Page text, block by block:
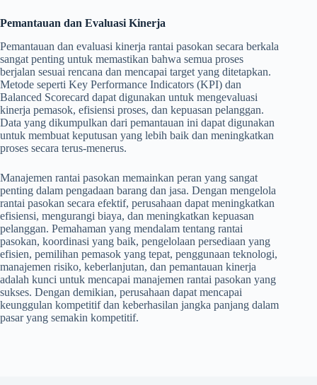
Pemantauan dan Evaluasi Kinerja
Pemantauan dan evaluasi kinerja rantai pasokan secara berkala
sangat penting untuk memastikan bahwa semua proses
berjalan sesuai rencana dan mencapai target yang ditetapkan.
Metode seperti Key Performance Indicators (KPI) dan
Balanced Scorecard dapat digunakan untuk mengevaluasi
kinerja pemasok, efisiensi proses, dan kepuasan pelanggan.
Data yang dikumpulkan dari pemantauan ini dapat digunakan
untuk membuat keputusan yang lebih baik dan meningkatkan
proses secara terus-menerus.
Manajemen rantai pasokan memainkan peran yang sangat
penting dalam pengadaan barang dan jasa. Dengan mengelola
rantai pasokan secara efektif, perusahaan dapat meningkatkan
efisiensi, mengurangi biaya, dan meningkatkan kepuasan
pelanggan. Pemahaman yang mendalam tentang rantai
pasokan, koordinasi yang baik, pengelolaan persediaan yang
efisien, pemilihan pemasok yang tepat, penggunaan teknologi,
manajemen risiko, keberlanjutan, dan pemantauan kinerja
adalah kunci untuk mencapai manajemen rantai pasokan yang
sukses. Dengan demikian, perusahaan dapat mencapai
keunggulan kompetitif dan keberhasilan jangka panjang dalam
pasar yang semakin kompetitif.